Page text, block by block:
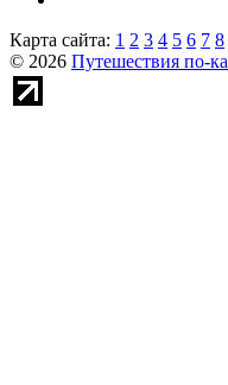
Карта сайта: 1 2 3 4 5 6 7 8
© 2026 Путешествия по-